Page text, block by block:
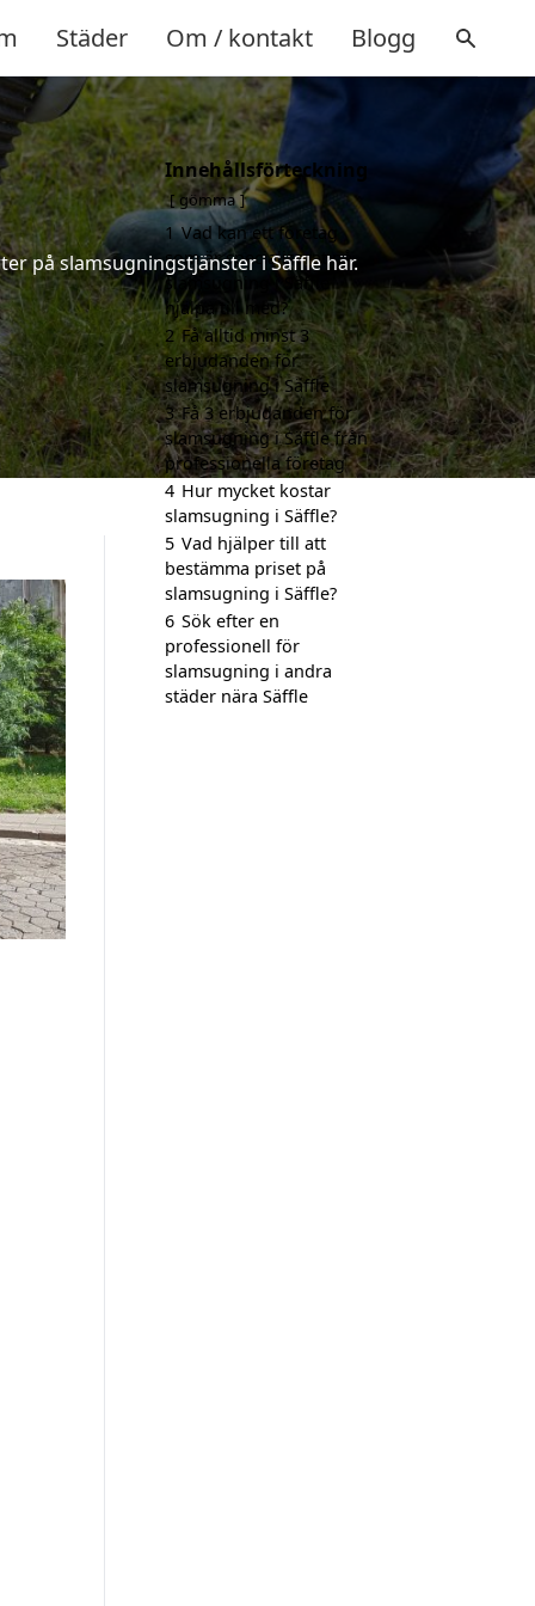
Städer Om / kontakt Blogg
på slamsugningstjänster i Säffle här.
Innehållsförteckning
gömma
1 Vad kan ett företag
som är specialiserat på
slamsugning i Säffle
hjälpa till med?
2 Få alltid minst 3
erbjudanden för
slamsugning i Säffle
3 Få 3 erbjudanden för
slamsugning i Säffle från
professionella företag
4 Hur mycket kostar
slamsugning i Säffle?
5 Vad hjälper till att
bestämma priset på
slamsugning i Säffle?
6 Sök efter en
professionell för
slamsugning i andra
städer nära Säffle